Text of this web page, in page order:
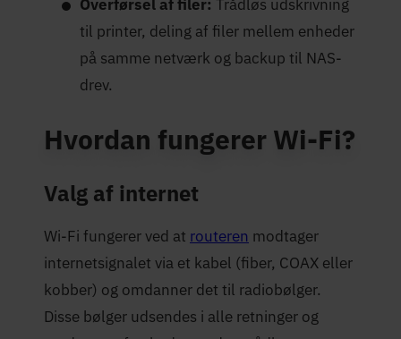
Overførsel af filer: Trådløs udskrivning
til printer, deling af filer mellem enheder
på samme netværk og backup til NAS-
drev.
Hvordan fungerer Wi-Fi?
Valg af internet
Wi-Fi fungerer ved at routeren modtager
internetsignalet via et kabel (fiber, COAX eller
kobber) og omdanner det til radiobølger.
Disse bølger udsendes i alle retninger og